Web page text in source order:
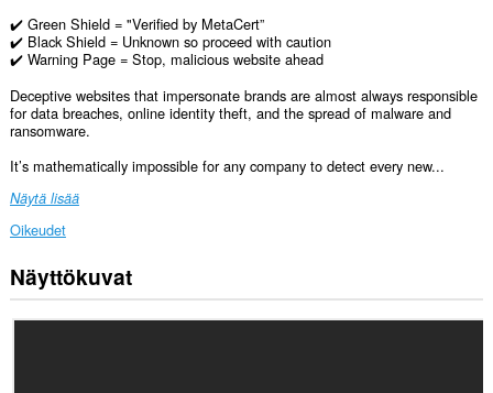
✔️ Green Shield = "Verified by MetaCert”
✔️ Black Shield = Unknown so proceed with caution
✔️ Warning Page = Stop, malicious website ahead
Deceptive websites that impersonate brands are almost always responsible
for data breaches, online identity theft, and the spread of malware and
ransomware.
It’s mathematically impossible for any company to detect every new...
Näytä lisää
Oikeudet
Laajennuksella
on
Näyttökuvat